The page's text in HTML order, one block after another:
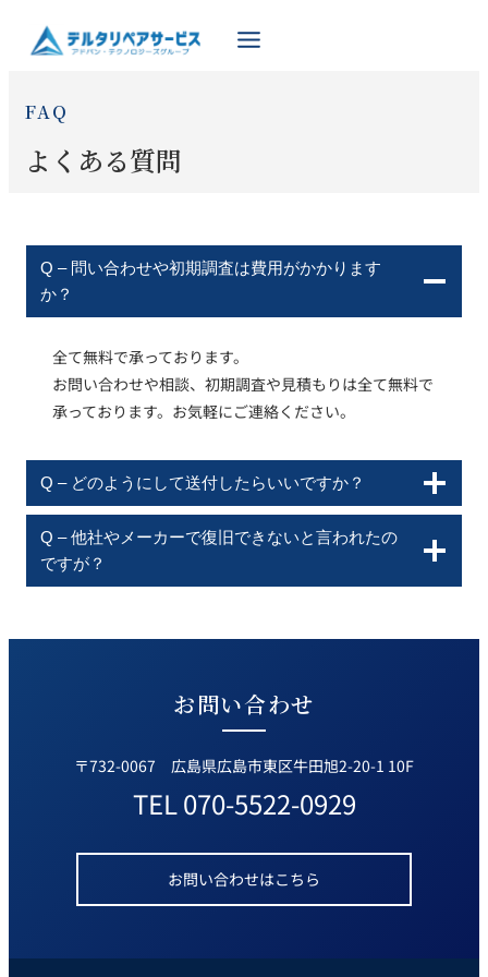
FAQ
よくある質問
Q – 問い合わせや初期調査は費用がかかります
か？
全て無料で承っております。
お問い合わせや相談、初期調査や見積もりは全て無料で
承っております。お気軽にご連絡ください。
Q – どのようにして送付したらいいですか？
Q – 他社やメーカーで復旧できないと言われたの
ですが？
お問い合わせ
〒732-0067 広島県広島市東区牛田旭2-20-1 10F
TEL070-5522-0929
お問い合わせはこちら